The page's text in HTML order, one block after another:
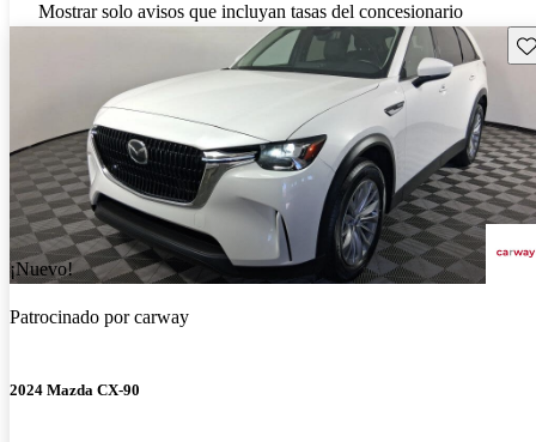
Mostrar solo avisos que incluyan tasas del concesionario
¡Nuevo!
Patrocinado porcarway
2024 Mazda CX-90